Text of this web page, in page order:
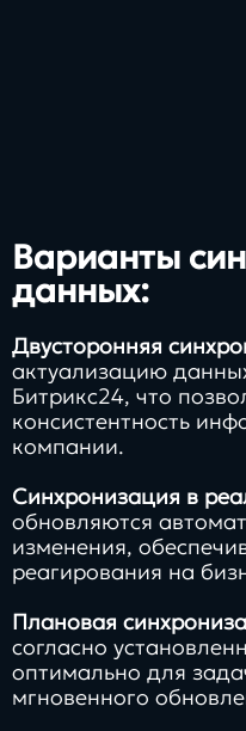
Варианты
данных:
Двусторонняя
актуализацию
Битрикс24, что
консистентность
компании.
Синхронизация в
обновляются
изменения,
реагирования на
Плановая
согласно
оптимально для
мгновенного